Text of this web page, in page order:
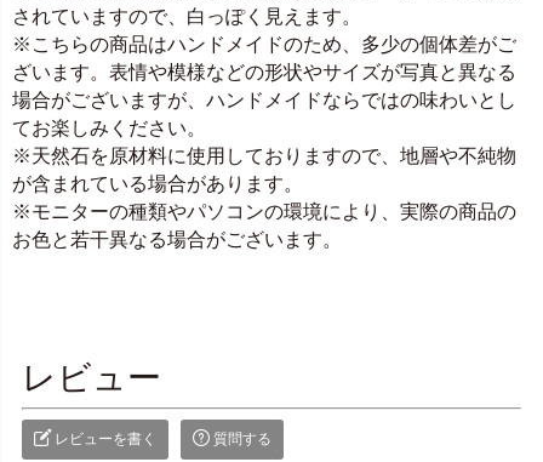
されていますので、白っぽく見えます。
※こちらの商品はハンドメイドのため、多少の個体差がご
ざいます。表情や模様などの形状やサイズが写真と異なる
場合がございますが、ハンドメイドならではの味わいとし
てお楽しみください。
※天然石を原材料に使用しておりますので、地層や不純物
が含まれている場合があります。
※モニターの種類やパソコンの環境により、実際の商品の
お色と若干異なる場合がございます。
レビュー
レビューを書く 質問する